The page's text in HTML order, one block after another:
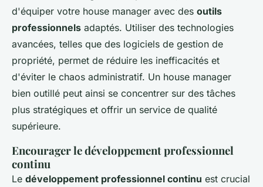
d'équiper votre house manager avec des outils
professionnels adaptés. Utiliser des technologies
avancées, telles que des logiciels de gestion de
propriété, permet de réduire les inefficacités et
d'éviter le chaos administratif. Un house manager
bien outillé peut ainsi se concentrer sur des tâches
plus stratégiques et offrir un service de qualité
supérieure.
Encourager le développement professionnel
continu
Le développement professionnel continu est crucial